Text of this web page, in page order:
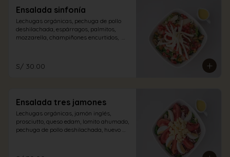
Ensalada sinfonía
Lechugas orgánicas, pechuga de pollo
deshilachada, espárragos, palmitos,
mozzarella, champiñones encurtidos,
S/ 30.00
Ensalada tres jamones
Lechugas orgánicas, jamón inglés,
prosciutto, queso edam, lomito ahumado,
pechuga de pollo deshilachada, huevo